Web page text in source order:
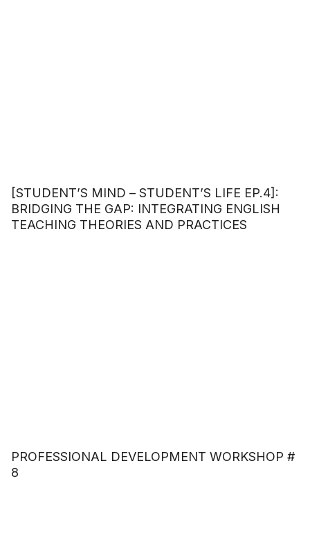
[STUDENT’S MIND – STUDENT’S LIFE EP.4]:
BRIDGING THE GAP: INTEGRATING ENGLISH
TEACHING THEORIES AND PRACTICES
PROFESSIONAL DEVELOPMENT WORKSHOP #
8